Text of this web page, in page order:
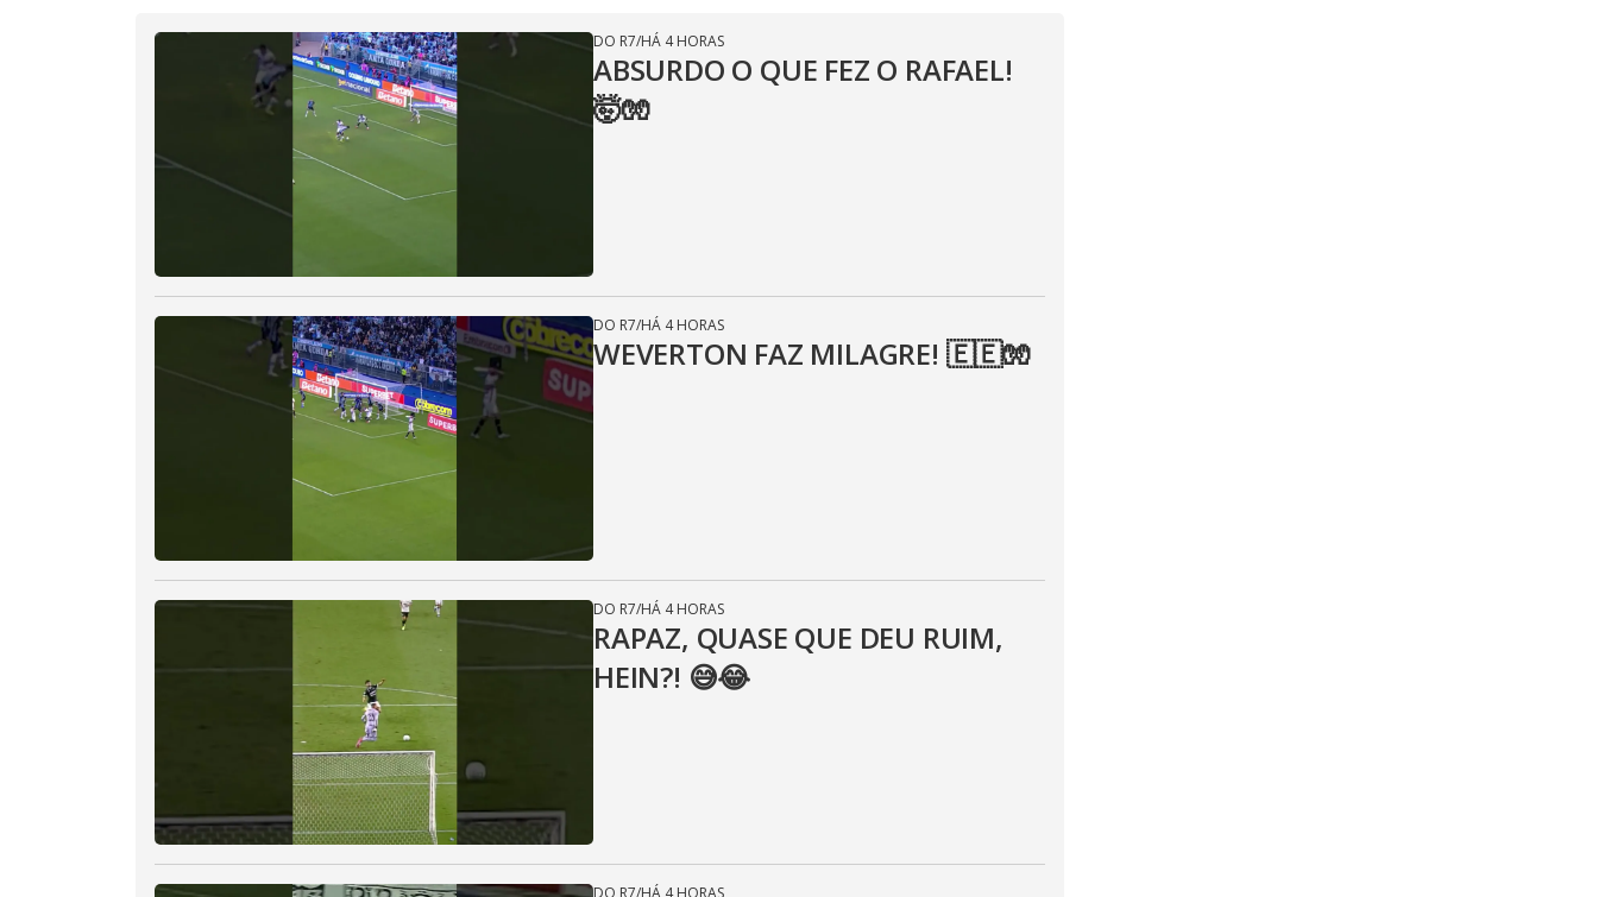
DO R7/HÁ 4 HORAS
ABSURDO O QUE FEZ O RAFAEL!
🤯🧤
DO R7/HÁ 4 HORAS
WEVERTON FAZ MILAGRE! 🇪🇪🧤
DO R7/HÁ 4 HORAS
RAPAZ, QUASE QUE DEU RUIM,
HEIN?! 😅😂⁣
DO R7/HÁ 4 HORAS